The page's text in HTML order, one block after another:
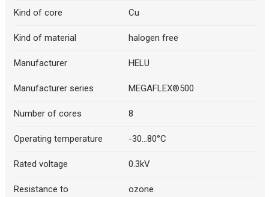
Kind of core Cu
Kind of material halogen free
Manufacturer HELU
Manufacturer series MEGAFLEX®500
Number of cores 8
Operating temperature -30...80°C
Rated voltage 0.3kV
Resistance to ozone